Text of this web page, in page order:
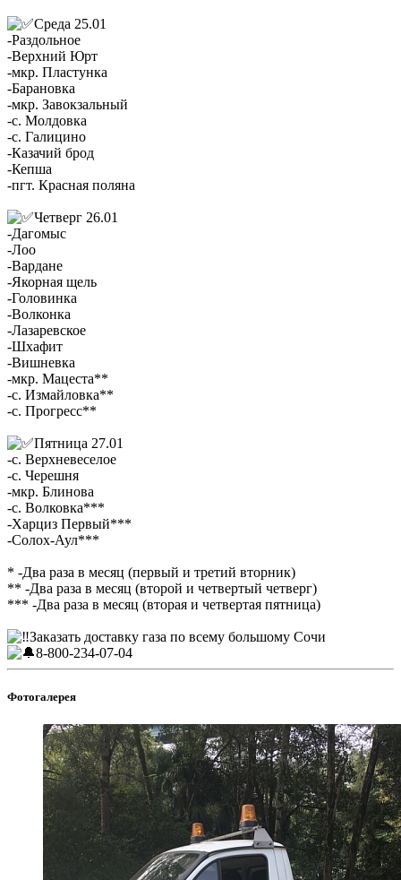
Среда 25.01
-Раздольное
-Верхний Юрт
-мкр. Пластунка
-Барановка
-мкр. Завокзальный
-с. Молдовка
-с. Галицино
-Казачий брод
-Кепша
-пгт. Красная поляна
Четверг 26.01
-Дагомыс
-Лоо
-Вардане
-Якорная щель
-Головинка
-Волконка
-Лазаревское
-Шхафит
-Вишневка
-мкр. Мацеста**
-с. Измайловка**
-с. Прогресс**
Пятница 27.01
-с. Верхневеселое
-с. Черешня
-мкр. Блинова
-с. Волковка***
-Харциз Первый***
-Солох-Аул***
* -Два раза в месяц (первый и третий вторник)
** -Два раза в месяц (второй и четвертый четверг)
*** -Два раза в месяц (вторая и четвертая пятница)
Заказать доставку газа по всему большому Сочи
8-800-234-07-04
Фотогалерея